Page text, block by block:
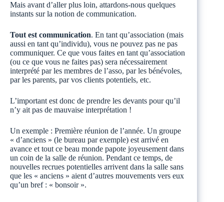
Mais avant d’aller plus loin, attardons-nous quelques
instants sur la notion de communication.
Tout est communication. En tant qu’association (mais
aussi en tant qu’individu), vous ne pouvez pas ne pas
communiquer. Ce que vous faites en tant qu’association
(ou ce que vous ne faites pas) sera nécessairement
interprété par les membres de l’asso, par les bénévoles,
par les parents, par vos clients potentiels, etc.
L’important est donc de prendre les devants pour qu’il
n’y ait pas de mauvaise interprétation !
Un exemple : Première réunion de l’année. Un groupe
« d’anciens » (le bureau par exemple) est arrivé en
avance et tout ce beau monde papote joyeusement dans
un coin de la salle de réunion. Pendant ce temps, de
nouvelles recrues potentielles arrivent dans la salle sans
que les « anciens » aient d’autres mouvements vers eux
qu’un bref : « bonsoir ».